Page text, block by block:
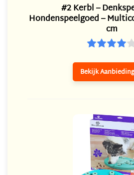
#2 Kerbl –
Hondenspeelgoed –
cm
Bekijk